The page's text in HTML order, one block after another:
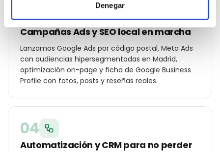
Denegar
03
Campañas Ads y SEO local en marcha
Lanzamos Google Ads por código postal, Meta Ads
con audiencias hipersegmentadas en Madrid,
optimización on-page y ficha de Google Business
Profile con fotos, posts y reseñas reales.
04
Automatización y CRM para no perder